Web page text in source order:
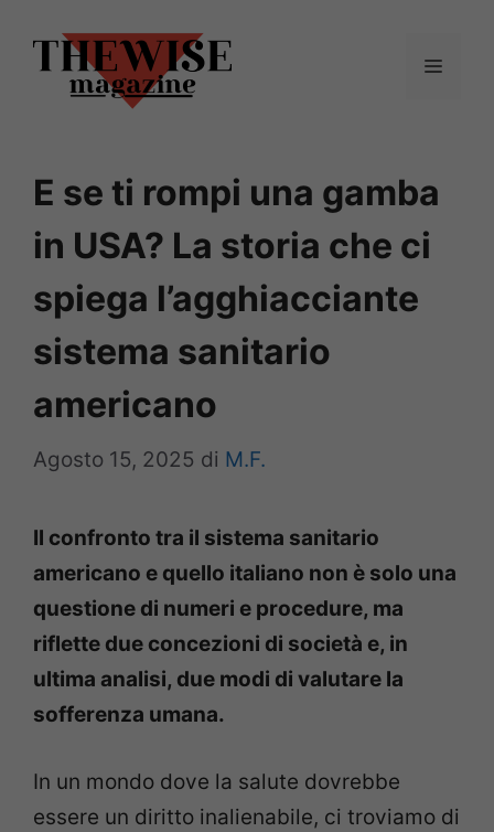
contenuto
Menu
E se ti rompi una gamba
in USA? La storia che ci
spiega l’agghiacciante
sistema sanitario
americano
Agosto 15, 2025 di M.F.
Il confronto tra il sistema sanitario
americano e quello italiano non è solo una
questione di numeri e procedure, ma
riflette due concezioni di società e, in
ultima analisi, due modi di valutare la
sofferenza umana.
In un mondo dove la salute dovrebbe
essere un diritto inalienabile, ci troviamo di